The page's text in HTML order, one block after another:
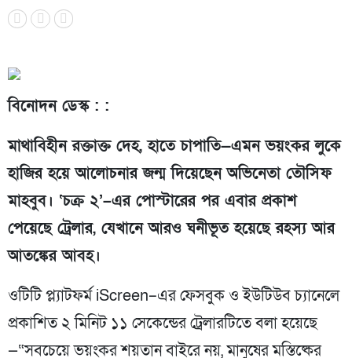
বিনোদন ডেস্ক : :
মাথাবিহীন রক্তাক্ত দেহ, হাতে চাপাতি—এমন ভয়ংকর লুকে
হাজির হয়ে আলোচনার জন্ম দিয়েছেন অভিনেতা তৌসিফ
মাহবুব। ‘চক্র ২’–এর পোস্টারের পর এবার প্রকাশ
পেয়েছে ট্রেলার, যেখানে আরও ঘনীভূত হয়েছে রহস্য আর
আতঙ্কের আবহ।
ওটিটি প্ল্যাটফর্ম iScreen–এর ফেসবুক ও ইউটিউব চ্যানেলে
প্রকাশিত ২ মিনিট ১১ সেকেন্ডের ট্রেলারটিতে বলা হয়েছে
—“সবচেয়ে ভয়ংকর শয়তান বাইরে নয়, মানুষের মস্তিষ্কের